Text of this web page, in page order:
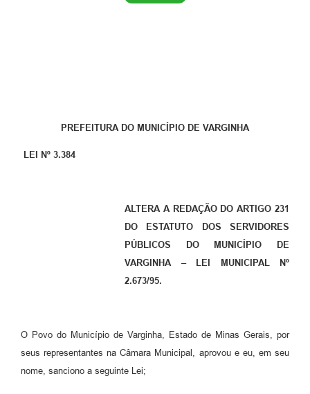
PREFEITURA DO MUNICÍPIO DE VARGINHA
LEI Nº 3.384
ALTERA A REDAÇÃO DO ARTIGO 231
DO ESTATUTO DOS SERVIDORES
PÚBLICOS DO MUNICÍPIO DE
VARGINHA – LEI MUNICIPAL Nº
2.673/95.
O Povo do Município de Varginha, Estado de Minas Gerais, por
seus representantes na Câmara Municipal, aprovou e eu, em seu
nome, sanciono a seguinte Lei;